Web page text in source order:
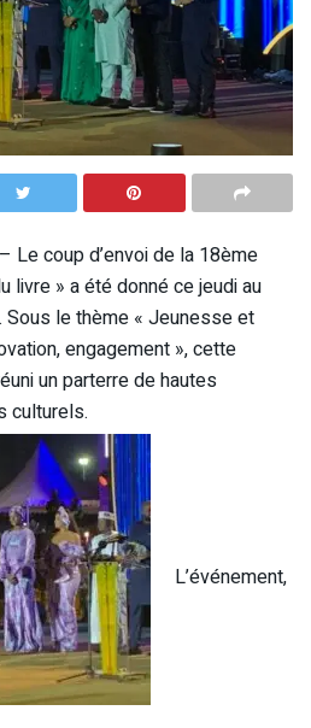
Le coup d’envoi de la 18ème
livre » a été donné ce jeudi au
Sous le thème « Jeunesse et
engagement », cette
un parterre de hautes
culturels.
L’événement,